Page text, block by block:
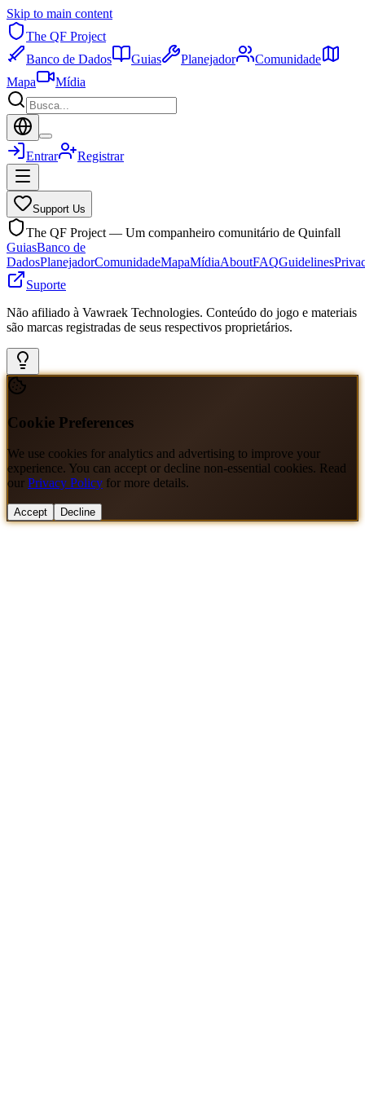
Skip to main content
The QF Project
Banco de Dados
Guias Planejador
Comunidade
Mapa
Mídia
Entrar Registrar
Support Us
The QF Project — Um companheiro comunitário de Quinfall
GuiasBanco de
DadosPlanejadorComunidadeMapaMídiaAboutFAQGuidelines
Suporte
Não afiliado à Vawraek Technologies. Conteúdo do jogo e materiais
são marcas registradas de seus respectivos proprietários.
Cookie Preferences
We use cookies for analytics and advertising to improve your
experience. You can accept or decline non-essential cookies. Read
our Privacy Policy for more details.
Accept Decline